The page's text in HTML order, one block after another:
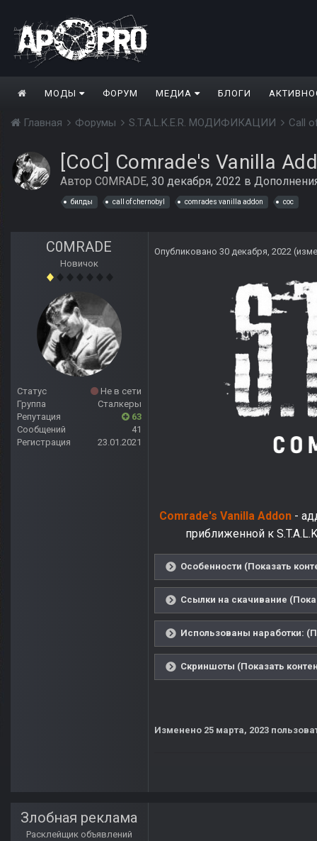
МОДЫ ФОРУМ МЕДИА БЛОГИ
Главная Форумы S.T.A.L.K.E.R. МОДИФИКАЦИИ Call
[CoC] Comrade's Vanilla
Автор C0MRADE, 30 декабря, 2022 в
билды call of chernobyl comrades vanilla addon coc
C0MRADE
Новичок
Статус
Не в сети
Группа
Сталкеры
Репутация
63
Сообщений
41
Регистрация
23.01.2021
Опубликовано 30 декабря, 2022
Comrade's Vanilla Addon -
приближенной к
Особенности (Показать
Ссылки на скачивание
Использованы наработки:
Скриншоты (Показать
Изменено 25 марта, 2023
Злобная реклама
Расклейщик объявлений